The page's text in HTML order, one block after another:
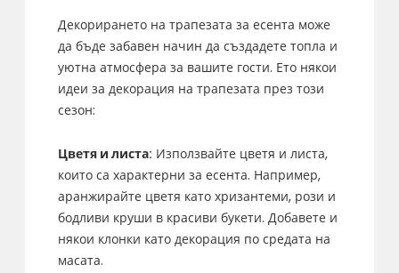
Декорирането на трапезата за есента може
да бъде забавен начин да създадете топла и
уютна атмосфера за вашите гости. Ето някои
идеи за декорация на трапезата през този
сезон:
Цветя и листа: Използвайте цветя и листа,
които са характерни за есента. Например,
аранжирайте цветя като хризантеми, рози и
бодливи круши в красиви букети. Добавете и
някои клонки като декорация по средата на
масата.